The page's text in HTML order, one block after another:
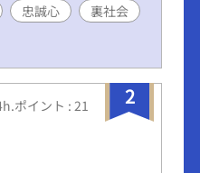
惑をすべて見透か
は忠誠か、それとも
が自分にとって何な
んと困る。それっ
跡取り × 一途な忠
する、戦いと策
忠誠心
裏社会
2
ポイント : 21